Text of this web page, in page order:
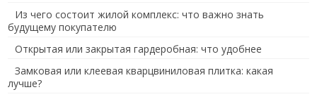
Из чего состоит жилой комплекс: что важно знать
будущему покупателю
Открытая или закрытая гардеробная: что удобнее
Замковая или клеевая кварцвиниловая плитка: какая
лучше?